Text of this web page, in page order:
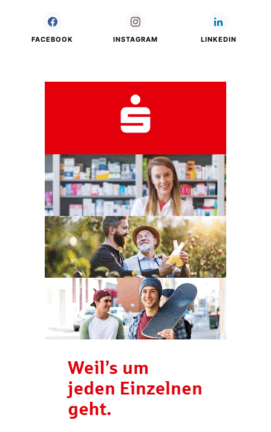
FACEBOOK INSTAGRAM LINKEDIN